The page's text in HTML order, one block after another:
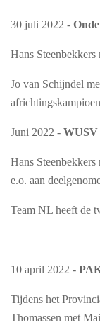
30 juli 2022 -
Hans
Jo van Schijndel
Juni 2022 - WUSV
Hans
e.o. aan
Team NL heeft de
10 april 2022 -
Tijdens het
Thomassen met